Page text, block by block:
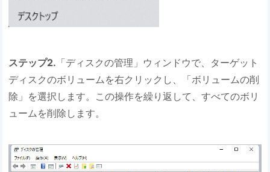
ステップ2. 「ディスクの管理」ウィンドウで、ターゲット
ディスクのボリュームを右クリックし、「ボリュームの削
除」を選択します。この操作を繰り返して、すべてのボリ
ュームを削除します。